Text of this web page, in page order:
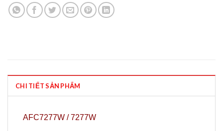
CHI TIẾT SẢN PHẨM
AFC7277W / 7277W